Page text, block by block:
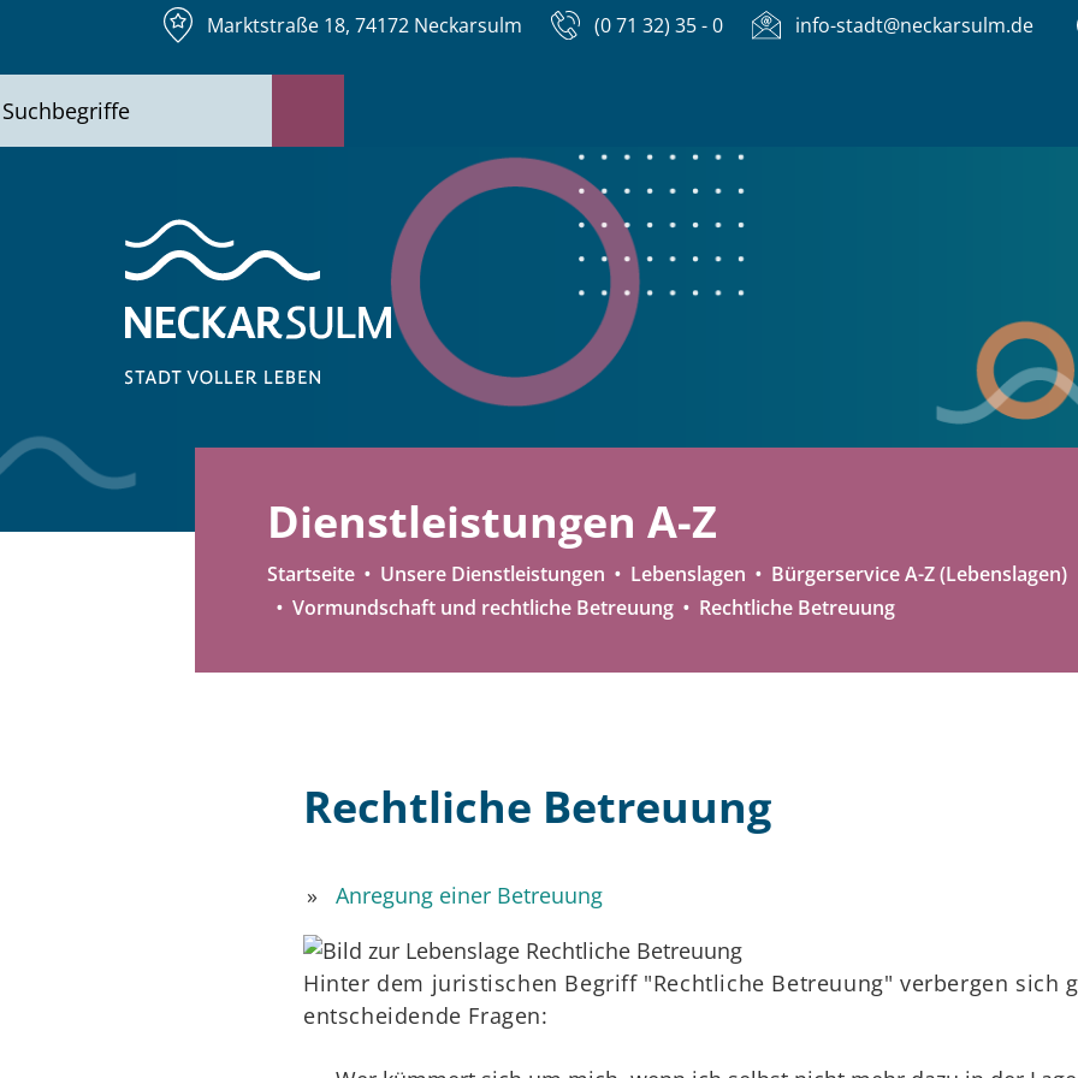
Marktstraße 18, 74172 Neckarsulm (0 71 32) 35 - 0 info-stadt@neckarsulm.de
Dienstleistungen A-Z
Startseite Unsere Dienstleistungen Lebenslagen
Bürgerservice A-Z (Lebenslagen)
Vormundschaft und rechtliche Betreuung
Rechtliche Betreuung
Rechtliche Betreuung
Anregung einer Betreuung
Hinter dem juristischen Begriff "Rechtliche Betreuung" verbergen sich
entscheidende Fragen: